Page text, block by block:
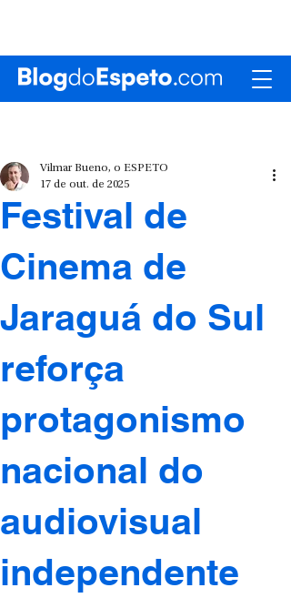
Festival de
Cinema de
Jaraguá do Sul
reforça
protagonismo
nacional do
audiovisual
independente
Vilmar Bueno, o ESPETO
17 de out. de 2025